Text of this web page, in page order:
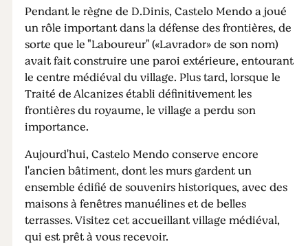
Pendant le règne de D.Dinis, Castelo Mendo a joué
un rôle important dans la défense des frontières, de
sorte que le "Laboureur" («Lavrador» de son nom)
avait fait construire une paroi extérieure, entourant
le centre médiéval du village. Plus tard, lorsque le
Traité de Alcanizes établi définitivement les
frontières du royaume, le village a perdu son
importance.
Aujourd'hui, Castelo Mendo conserve encore
l'ancien bâtiment, dont les murs gardent un
ensemble édifié de souvenirs historiques, avec des
maisons à fenêtres manuélines et de belles
terrasses. Visitez cet accueillant village médiéval,
qui est prêt à vous recevoir.